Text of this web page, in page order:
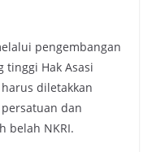
pengembangan
Hak Asasi
diletakkan
dan
belah NKRI.